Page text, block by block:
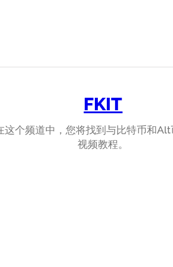
FKIT
这个频道中，您将找到与比特币和Alt
视频教程。